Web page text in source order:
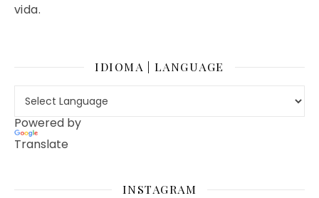
vida.
IDIOMA | LANGUAGE
Powered by
Translate
INSTAGRAM